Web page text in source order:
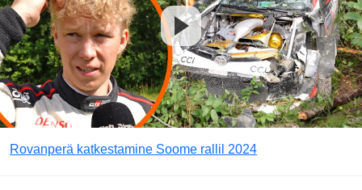
Rovanperä katkestamine Soome rallil 2024